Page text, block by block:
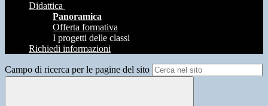
Didattica
Panoramica
Offerta formativa
I progetti delle classi
Richiedi informazioni
Campo di ricerca per le pagine del sito